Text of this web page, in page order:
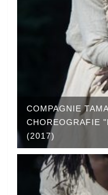
COMPAGNIE
CHOREOGRAFIE
(2017)